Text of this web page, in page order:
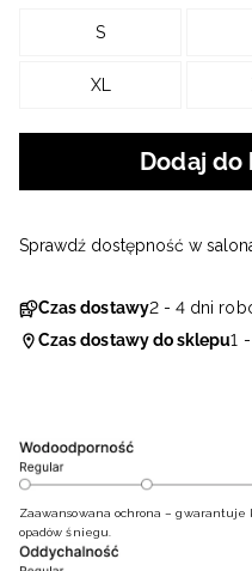
S
XL
Dodaj do
Czas dostawy2 - 4 dni
Czas dostawy do sklepu1
Sprawdź dostępność w
Zaawansowana ochrona –
opadów śniegu.